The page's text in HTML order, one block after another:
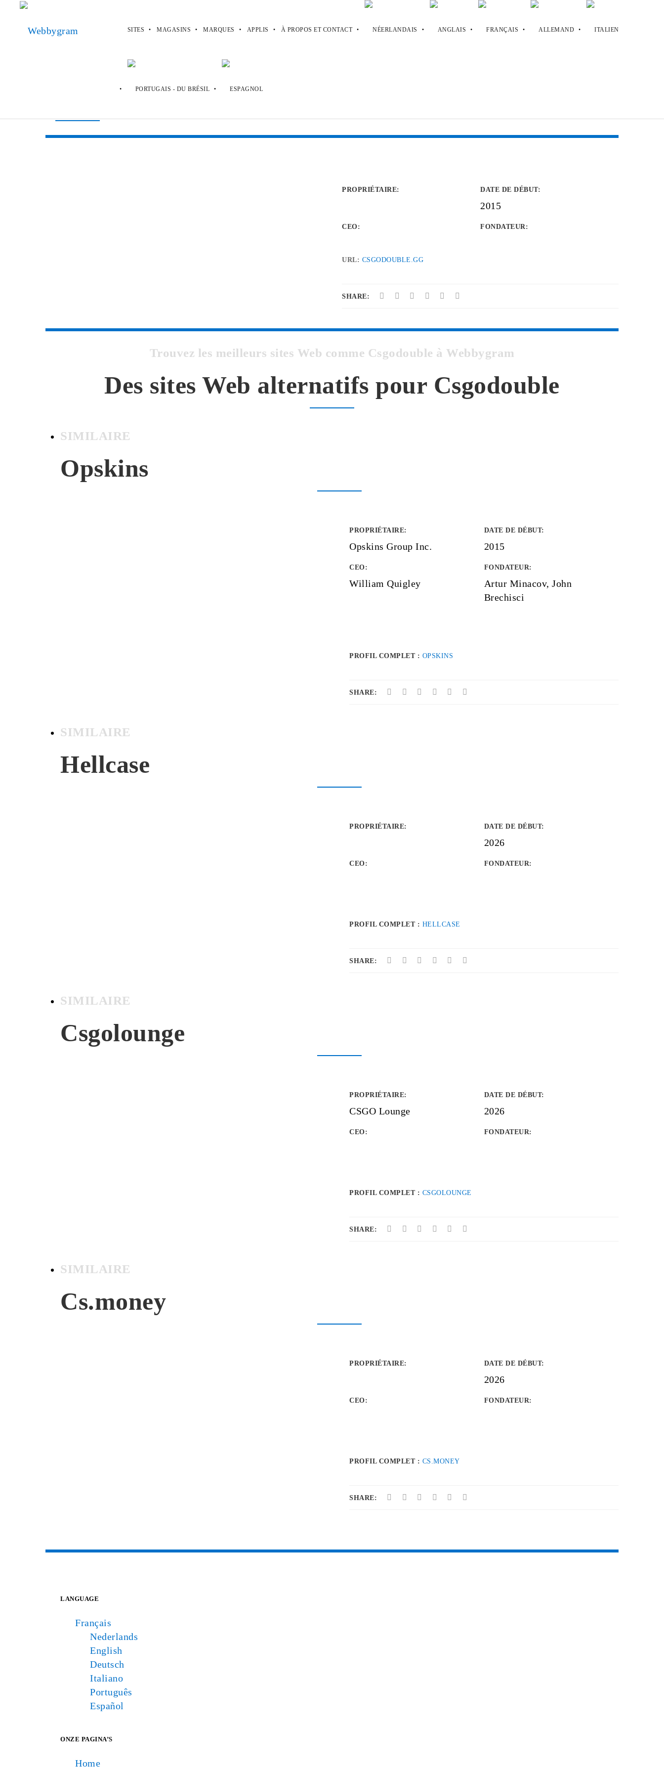
SITES MAGASINS MARQUES APPLIS À PROPOS ET CONTACT
Csgodouble
PROPRIÉTAIRE: DATE DE DÉBUT:
2015
CEO: FONDATEUR:
URL: CSGODOUBLE.GG
SHARE:
Trouvez les meilleurs sites Web comme Csgodouble à Webbygram
Des sites Web alternatifs pour Csgodouble
SIMILAIRE
Opskins
PROPRIÉTAIRE:
Opskins Group Inc.
DATE DE DÉBUT:
2015
CEO:
William Quigley
FONDATEUR:
Artur Minacov, John
Brechisci
PROFIL COMPLET : OPSKINS
SHARE:
SIMILAIRE
Hellcase
PROPRIÉTAIRE: DATE DE DÉBUT:
2026
CEO: FONDATEUR:
PROFIL COMPLET : HELLCASE
SHARE:
SIMILAIRE
Csgolounge
PROPRIÉTAIRE:
CSGO Lounge
DATE DE DÉBUT:
2026
CEO: FONDATEUR:
PROFIL COMPLET : CSGOLOUNGE
SHARE:
SIMILAIRE
Cs.money
PROPRIÉTAIRE: DATE DE DÉBUT:
2026
CEO: FONDATEUR:
PROFIL COMPLET : CS.MONEY
SHARE:
LANGUAGE
Français
Nederlands
English
Deutsch
Italiano
Português
Español
ONZE PAGINA’S
Home